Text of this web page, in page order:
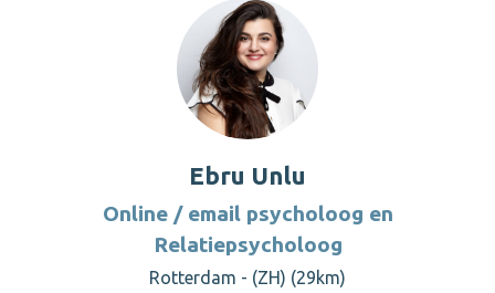
Ebru Unlu
Online / email psycholoog en
Relatiepsycholoog
Rotterdam - (ZH) (29km)